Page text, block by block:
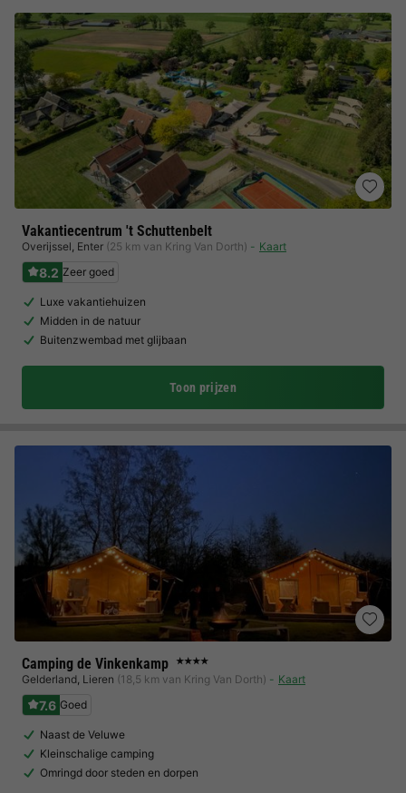
Vakantiecentrum 't Schuttenbelt
Overijssel, Enter (25 km van Kring Van Dorth) Kaart
8.2 Zeer goed
Luxe vakantiehuizen
Midden in de natuur
Buitenzwembad met glijbaan
Toon prijzen
Camping de Vinkenkamp ★★★★
Gelderland, Lieren (18,5 km van Kring Van Dorth) Kaart
7.6 Goed
Naast de Veluwe
Kleinschalige camping
Omringd door steden en dorpen